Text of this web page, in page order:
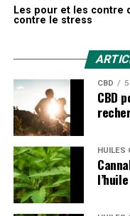
Avantages
CBD
Vous vous
avantages des
chanvre à spectre
De nombreuses
routine de santé pour
n’est qu’un des
Les pour et les contre
contre le stress
CBD
CBD
HUILES